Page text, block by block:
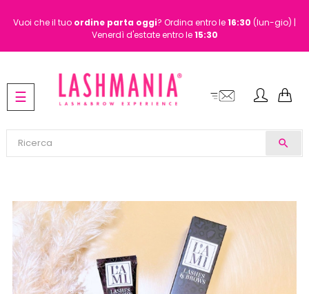
Vuoi che il tuo ordine parta oggi? Ordina entro le16:30 (lun-gio) |
Venerdì d'estate entro le15:30
search
navigazione
Toggle
☰